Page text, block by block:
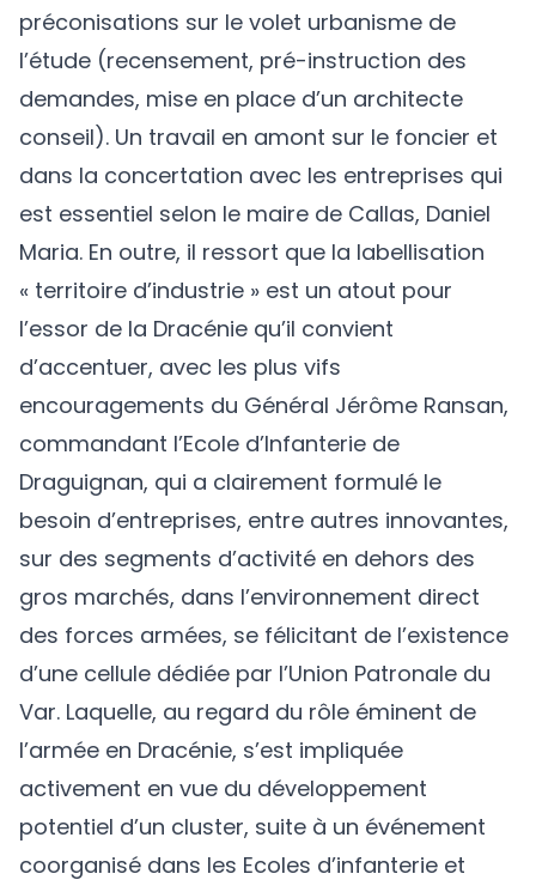
préconisations sur le volet urbanisme de
l’étude (recensement, pré-instruction des
demandes, mise en place d’un architecte
conseil). Un travail en amont sur le foncier et
dans la concertation avec les entreprises qui
est essentiel selon le maire de Callas, Daniel
Maria. En outre, il ressort que la labellisation
« territoire d’industrie » est un atout pour
l’essor de la Dracénie qu’il convient
d’accentuer, avec les plus vifs
encouragements du Général Jérôme Ransan,
commandant l’Ecole d’Infanterie de
Draguignan, qui a clairement formulé le
besoin d’entreprises, entre autres innovantes,
sur des segments d’activité en dehors des
gros marchés, dans l’environnement direct
des forces armées, se félicitant de l’existence
d’une cellule dédiée par l’Union Patronale du
Var. Laquelle, au regard du rôle éminent de
l’armée en Dracénie, s’est impliquée
activement en vue du développement
potentiel d’un cluster, suite à un événement
coorganisé dans les Ecoles d’infanterie et